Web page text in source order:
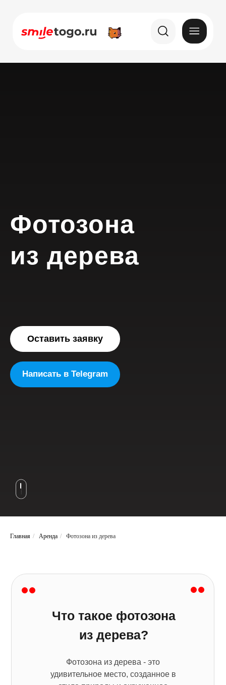
Оставить заявку
Фотозона
из дерева
Написать в Telegram
Главная / Аренда / Фотозона из дерева
Что такое фотозона
из дерева?
Фотозона из дерева - это
удивительное место, созданное в